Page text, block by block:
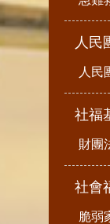
人民
人民
社福
財團
社會
脆弱